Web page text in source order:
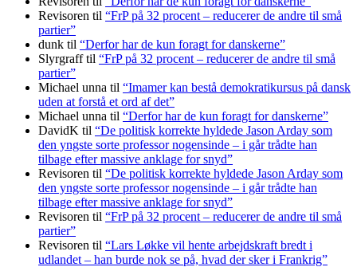
Revisoren til “FrP på 32 procent – reducerer de andre til små
partier”
dunk til “Derfor har de kun foragt for danskerne”
Slyrgrafftil “FrP på 32 procent – reducerer de andre til små
partier”
Michael unna til “Imamer kan bestå demokratikursus på dansk
uden at forstå et ord af det”
Michael unna til “Derfor har de kun foragt for danskerne”
DavidK til “De politisk korrekte hyldede Jason Arday som
den yngste sorte professor nogensinde – i går trådte han
tilbage efter massive anklage for snyd”
Revisoren til “De politisk korrekte hyldede Jason Arday som
den yngste sorte professor nogensinde – i går trådte han
tilbage efter massive anklage for snyd”
Revisoren til “FrP på 32 procent – reducerer de andre til små
partier”
Revisoren til “Lars Løkke vil hente arbejdskraft bredt i
udlandet – han burde nok se på, hvad der sker i Frankrig”